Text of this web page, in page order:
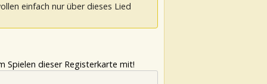
einfach nur über dieses Lied
Spielen dieser Registerkarte mit!